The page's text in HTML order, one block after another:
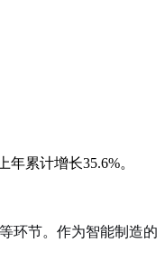
累计增长35.6%。
环节。作为智能制造的